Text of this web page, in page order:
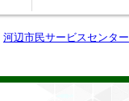
河辺市民サービスセンター